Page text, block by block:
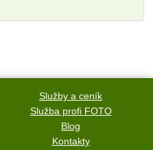
Služby a ceník
Služba profi FOTO
Blog
Kontakty